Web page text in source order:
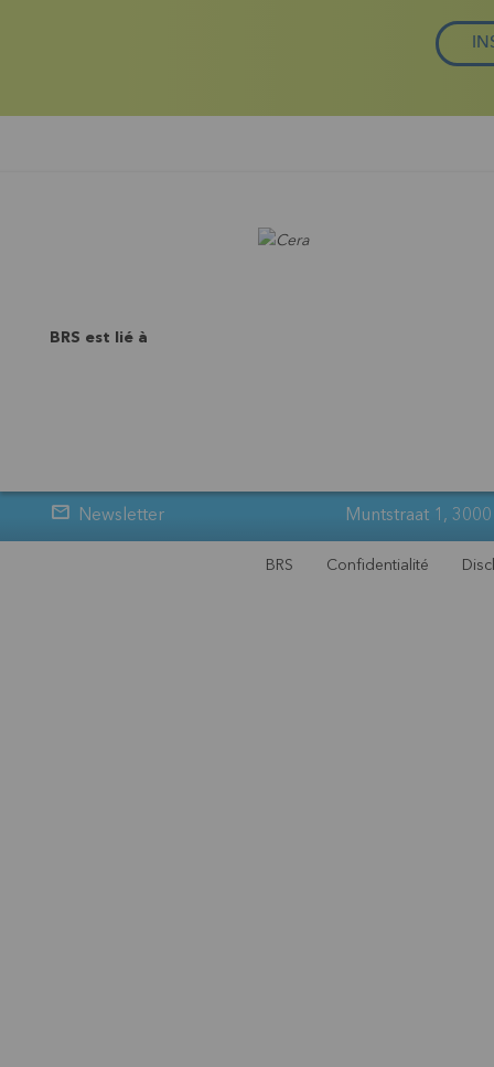
BRS est lié à
Newsletter Muntstraat 1,
BRS Confidentialité